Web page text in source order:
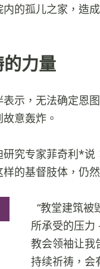
的孤儿之家，造
力量
示，无法确定恩
意轰炸。
究专家菲奇利*说
的基督肢体，仍
“教堂建筑被
所承受的压力
教会领袖让我
持续祈祷，会